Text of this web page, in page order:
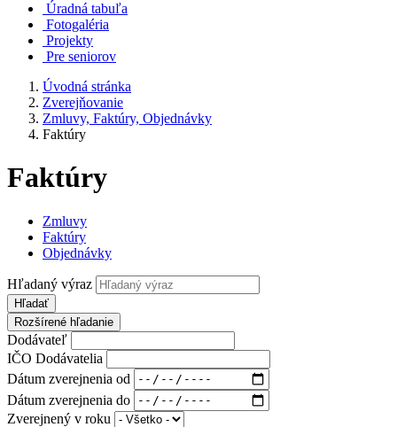
Úradná tabuľa
Fotogaléria
Projekty
Pre seniorov
Úvodná stránka
Zverejňovanie
Zmluvy, Faktúry, Objednávky
Faktúry
Faktúry
Zmluvy
Faktúry
Objednávky
Hľadaný výraz
Hľadať
Rozšírené hľadanie
Dodávateľ
IČO Dodávatelia
Dátum zverejnenia od
Dátum zverejnenia do
Zverejnený v roku